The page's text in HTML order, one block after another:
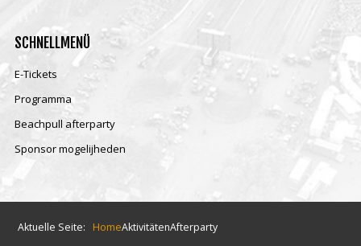
SCHNELLMENÜ
E-Tickets
Programma
Beachpull afterparty
Sponsor mogelijheden
Aktuelle Seite: HomeAktivitätenAfterparty